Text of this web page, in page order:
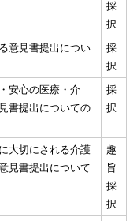
採
択
意見書提出につい
採
択
安心の医療・介
書提出についての
採
択
大切にされる介護
見書提出について
趣
旨
採
択